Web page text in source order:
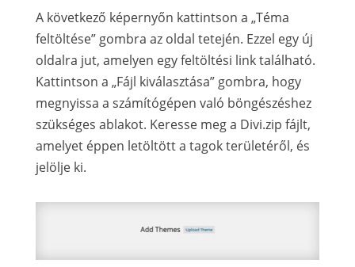
A következő képernyőn kattintson a „Téma
feltöltése” gombra az oldal tetején. Ezzel egy új
oldalra jut, amelyen egy feltöltési link található.
Kattintson a „Fájl kiválasztása” gombra, hogy
megnyissa a számítógépen való böngészéshez
szükséges ablakot. Keresse meg a Divi.zip fájlt,
amelyet éppen letöltött a tagok területéről, és
jelölje ki.